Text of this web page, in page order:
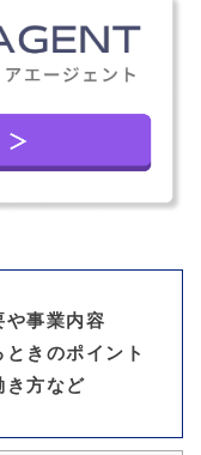
や事業内容
きのポイント
き方など